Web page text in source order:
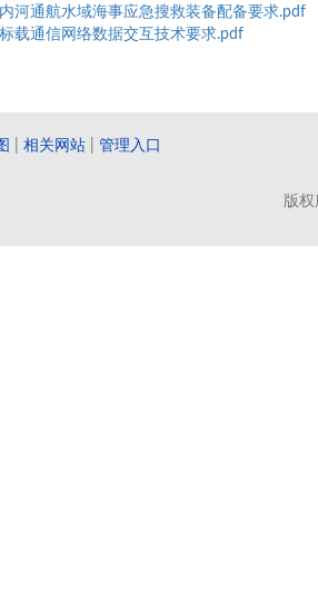
河通航水域海事应急搜救装备配备要求.pdf
载通信网络数据交互技术要求.pdf
相关网站 管理入口
版